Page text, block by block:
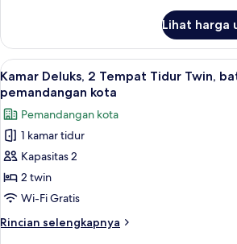
Merokok,
bathtub
Kamar
Deluks,
1
Tempat
Tidur
Double,
Boleh
Merokok,
bathtub
Lihat harga
Lihat
semua
foto
untuk
Kamar
Deluks,
2
Tempat
Tidur
Twin,
14
Kamar Deluks, 2 Tempat Tidur Twin,
pemandangan kota
Pemandangan kota
1 kamar tidur
Kapasitas 2
2 twin
Wi-Fi Gratis
Rincian selengkapnya
Rincian